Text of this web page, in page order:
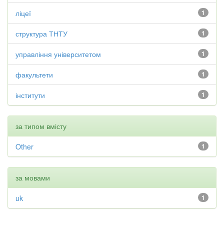
1
ліцеї
1
структура ТНТУ
1
управління університетом
1
факультети
1
інститути
за типом вмісту
1
Other
за мовами
1
uk